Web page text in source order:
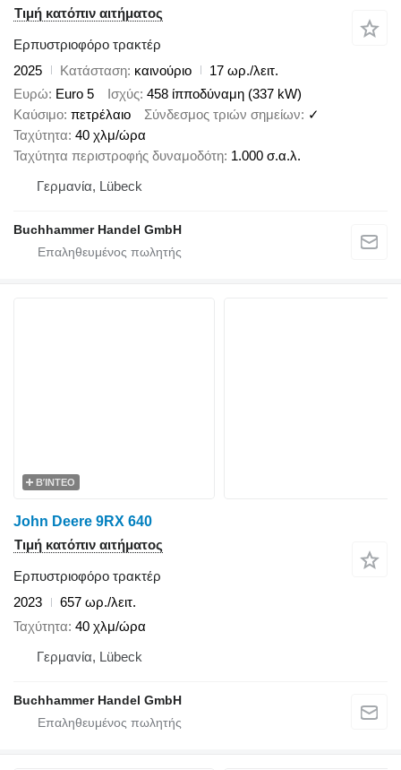
Τιμή κατόπιν αιτήματος
Ερπυστριοφόρο τρακτέρ
2025
Κατάσταση καινούριο
17 ωρ./λειτ.
Ευρώ Euro 5 Ισχύς 458 ίπποδύναμη (337 kW)
Καύσιμο πετρέλαιο Σύνδεσμος τριών σημείων
✓
Ταχύτητα 40 χλμ/ώρα
Ταχύτητα περιστροφής δυναμοδότη 1.000 σ.α.λ.
Γερμανία, Lübeck
Buchhammer Handel GmbH
ΒΊΝΤΕΟ
John Deere 9RX 640
Τιμή κατόπιν αιτήματος
Ερπυστριοφόρο τρακτέρ
2023
657 ωρ./λειτ.
Ταχύτητα 40 χλμ/ώρα
Γερμανία, Lübeck
Buchhammer Handel GmbH